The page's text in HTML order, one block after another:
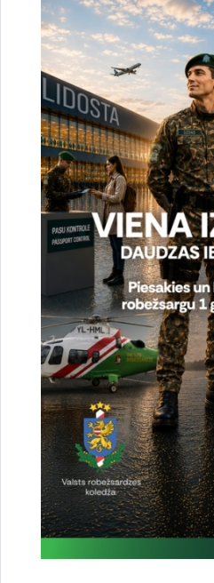
Noslēgušās Valsts
starptautiskās operatīvi
“RONIS 2026”
27.07.2026. Sabiedriskie
2026. gada 6. augusts
valsts iekšienē
Statistika
2026. gada 5. augusts
valsts iekšienē
06.08.2026. Statistika
Visi